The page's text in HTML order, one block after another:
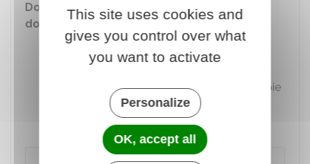
Documents complémentaires en cas de
donation ou de dévolution successorale
En cas de
donation et dudroit au bail
En cas dedévolution successorale
: copie
de l'acte notarié ou de l'inventaire, et du
droit au bail
This site uses cookies and
gives you control over what
you want to activate
Personalize
OK, accept all